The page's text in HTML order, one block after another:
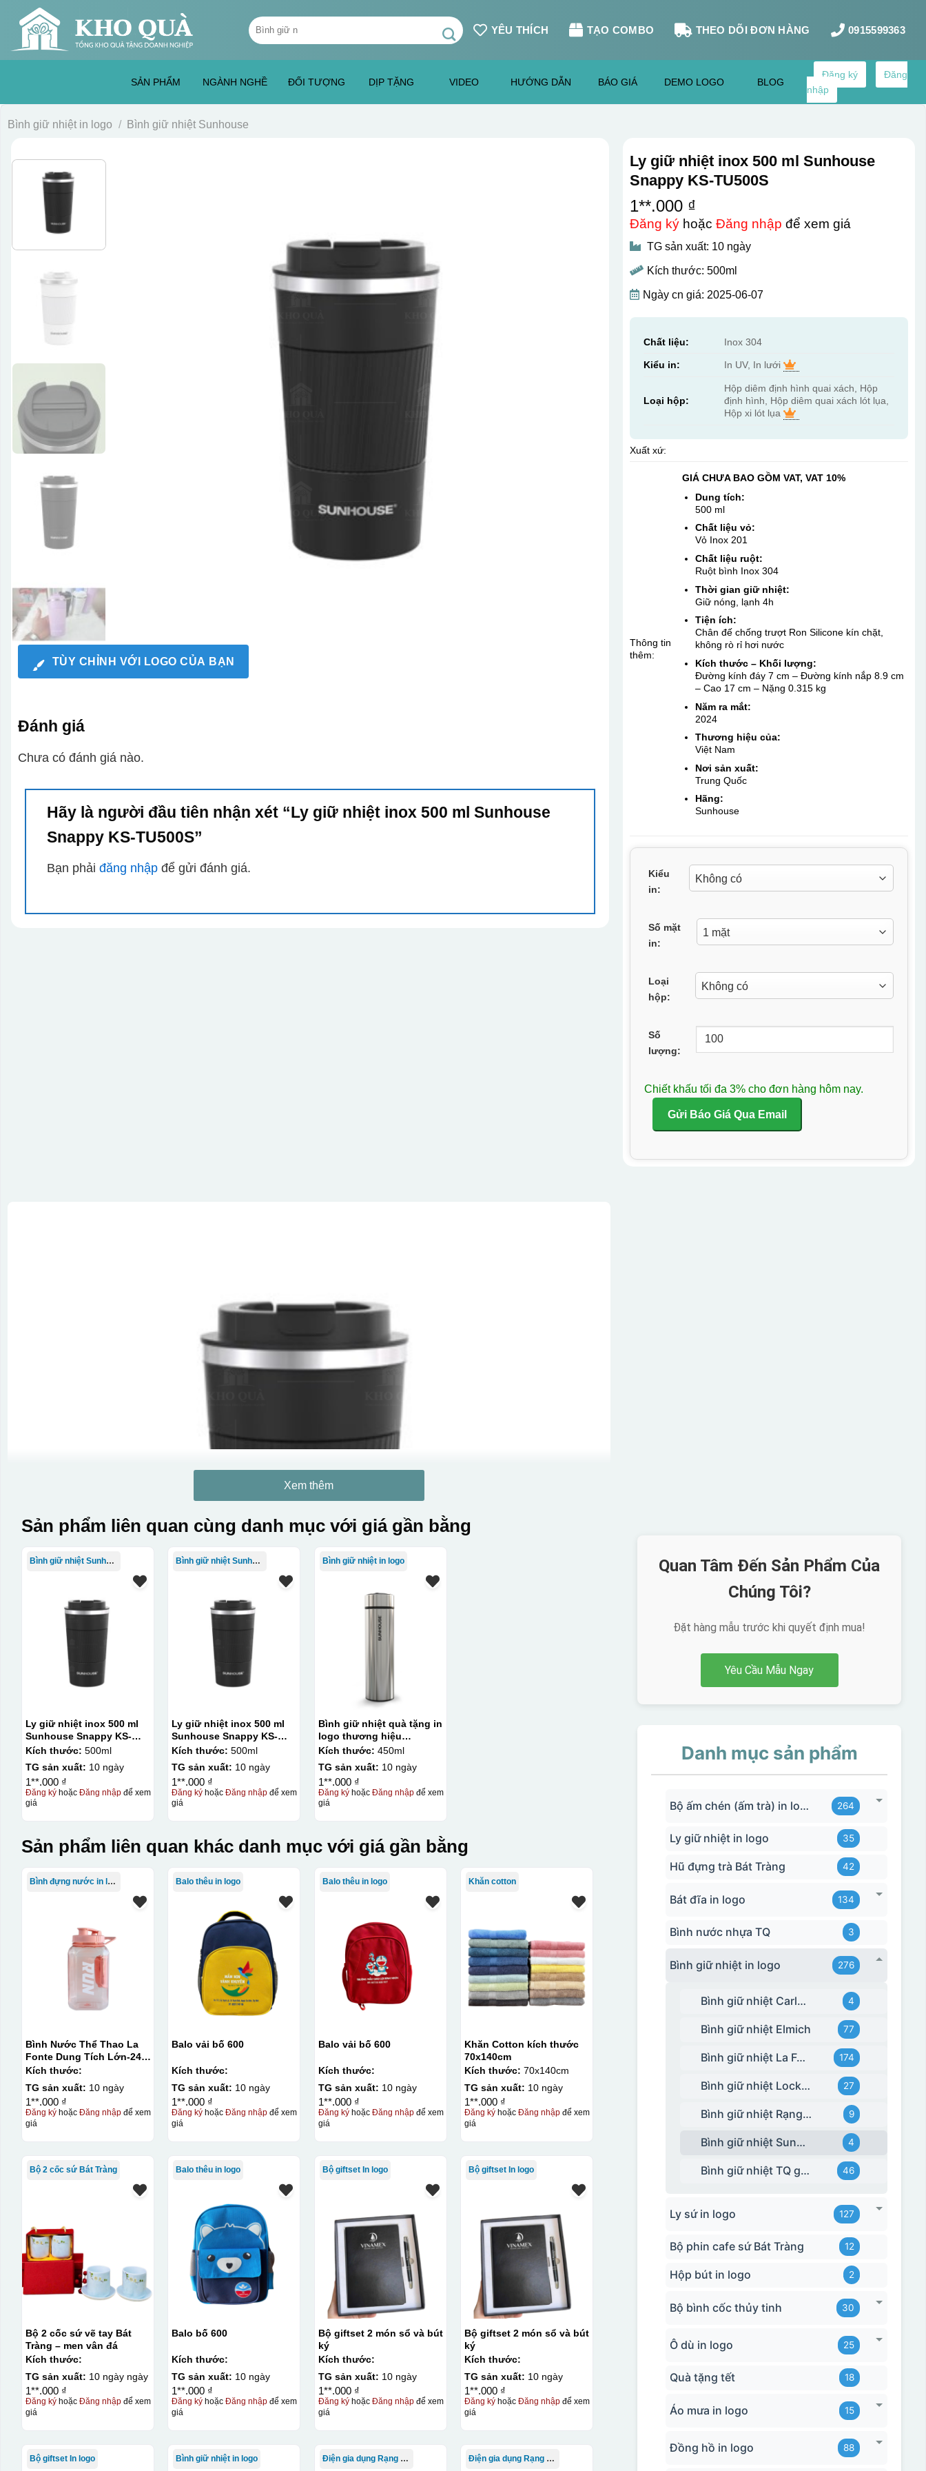
content
Tìm
kiếm:
YÊU THÍCH TẠO COMBO THEO DÕI ĐƠN HÀNG 0915599363
SẢN PHẨM NGÀNH NGHỀ ĐỐI TƯỢNG DỊP TẶNG VIDEO HƯỚNG DẪN BÁO GIÁ DEMO LOGO BLOG
Đăng ký
Đăng
nhập
Bình giữ nhiệt in logo / Bình giữ nhiệt Sunhouse
TÙY CHỈNH VỚI LOGO CỦA BẠN
Đánh giá
Chưa có đánh giá nào.
Hãy là người đầu tiên nhận xét “Ly giữ nhiệt inox 500 ml Sunhouse
Snappy KS-TU500S”
Bạn phải đăng nhậpđể gửi đánh giá.
Ly giữ nhiệt inox 500 ml Sunhouse
Snappy KS-TU500S
1**.000 ₫
Đăng kýhoặc Đăng nhập để xem giá
TG sản xuất: 10 ngày
Kích thước: 500ml
Ngày cn giá: 2025-06-07
Chất liệu: Inox 304
Kiểu in: In UV, In lưới
Loại hộp:
Hộp diêm định hình quai xách, Hộp
định hình, Hộp diêm quai xách lót lụa,
Hộp xi lót lụa
Xuất xứ:
Thông tin
thêm:
GIÁ CHƯA BAO GỒM VAT, VAT 10%
Dung tích:
500 ml
Chất liệu vỏ:
Vỏ Inox 201
Chất liệu ruột:
Ruột bình Inox 304
Thời gian giữ nhiệt:
Giữ nóng, lạnh 4h
Tiện ích:
Chân đế chống trượt Ron Silicone kín chặt,
không rò rỉ hơi nước
Kích thước – Khối lượng:
Đường kính đáy 7 cm – Đường kính nắp 8.9 cm
– Cao 17 cm – Nặng 0.315 kg
Năm ra mắt:
2024
Thương hiệu của:
Việt Nam
Nơi sản xuất:
Trung Quốc
Hãng:
Sunhouse
Kiểu
in:
Số mặt
in:
Loại
hộp:
Số
lượng:
Chiết khấu tối đa 3% cho đơn hàng hôm nay.
Gửi Báo Giá Qua Email
Xem thêm
Sản phẩm liên quan cùng danh mục với giá gần bằng
Bình giữ nhiệt Sunhouse
Ly giữ nhiệt inox 500 ml
Sunhouse Snappy KS-
TU500S
Kích thước: 500ml
TG sản xuất: 10 ngày
1**.000 ₫
Đăng kýhoặc Đăng nhậpđể xem
giá
Bình giữ nhiệt Sunhouse
Ly giữ nhiệt inox 500 ml
Sunhouse Snappy KS-
TU500S
Kích thước: 500ml
TG sản xuất: 10 ngày
1**.000 ₫
Đăng ký hoặcĐăng nhập để xem
giá
Bình giữ nhiệt in logo
Bình giữ nhiệt quà tặng in
logo thương hiệu
Sunhouse 450ml KQ-
BGN30
Kích thước: 450ml
TG sản xuất: 10 ngày
1**.000 ₫
Đăng kýhoặc Đăng nhậpđể xem
giá
Sản phẩm liên quan khác danh mục với giá gần bằng
Bình đựng nước in logo
Bình Nước Thể Thao La
Fonte Dung Tích Lớn-2400
ML014892-BLU
Kích thước:
TG sản xuất: 10 ngày
1**.000 ₫
Đăng kýhoặc Đăng nhậpđể xem
giá
Balo thêu in logo
Balo vải bố 600
Kích thước:
TG sản xuất: 10 ngày
1**.000 ₫
Đăng ký hoặcĐăng nhập để xem
giá
Balo thêu in logo
Balo vải bố 600
Kích thước:
TG sản xuất: 10 ngày
1**.000 ₫
Đăng kýhoặc Đăng nhậpđể xem
giá
Khăn cotton
Khăn Cotton kích thước
70x140cm
Kích thước: 70x140cm
TG sản xuất: 10 ngày
1**.000 ₫
Đăng ký hoặcĐăng nhập để xem
giá
Bộ 2 cốc sứ Bát Tràng
Bộ 2 cốc sứ vẽ tay Bát
Tràng – men vân đá
Kích thước:
TG sản xuất: 10 ngày ngày
1**.000 ₫
Đăng kýhoặc Đăng nhậpđể xem
giá
Balo thêu in logo
Balo bố 600
Kích thước:
TG sản xuất: 10 ngày
1**.000 ₫
Đăng ký hoặcĐăng nhập để xem
giá
Bộ giftset In logo
Bộ giftset 2 món sổ và bút
ký
Kích thước:
TG sản xuất: 10 ngày
1**.000 ₫
Đăng kýhoặc Đăng nhậpđể xem
giá
Bộ giftset In logo
Bộ giftset 2 món sổ và bút
ký
Kích thước:
TG sản xuất: 10 ngày
1**.000 ₫
Đăng ký hoặcĐăng nhập để xem
giá
Bộ giftset In logo Bình giữ nhiệt in logo Điện gia dụng Rạng Đông Điện gia dụng Rạng Đông
Quan Tâm Đến Sản Phẩm Của
Chúng Tôi?
Đặt hàng mẫu trước khi quyết định mua!
Yêu Cầu Mẫu Ngay
Danh mục sản phẩm
Bộ ấm chén (ấm trà) in logo 264
Ly giữ nhiệt in logo 35
Hũ đựng trà Bát Tràng 42
Bát đĩa in logo 134
Bình nước nhựa TQ 3
Bình giữ nhiệt in logo 276
Bình giữ nhiệt Carlmann 4
Bình giữ nhiệt Elmich 77
Bình giữ nhiệt La Fonte 174
Bình giữ nhiệt Lock&Lock 27
Bình giữ nhiệt Rạng Đông 9
Bình giữ nhiệt Sunhouse 4
Bình giữ nhiệt TQ giá rẻ 46
Ly sứ in logo 127
Bộ phin cafe sứ Bát Tràng 12
Hộp bút in logo 2
Bộ bình cốc thủy tinh 30
Ô dù in logo 25
Quà tặng tết 18
Áo mưa in logo 15
Đồng hồ in logo 88